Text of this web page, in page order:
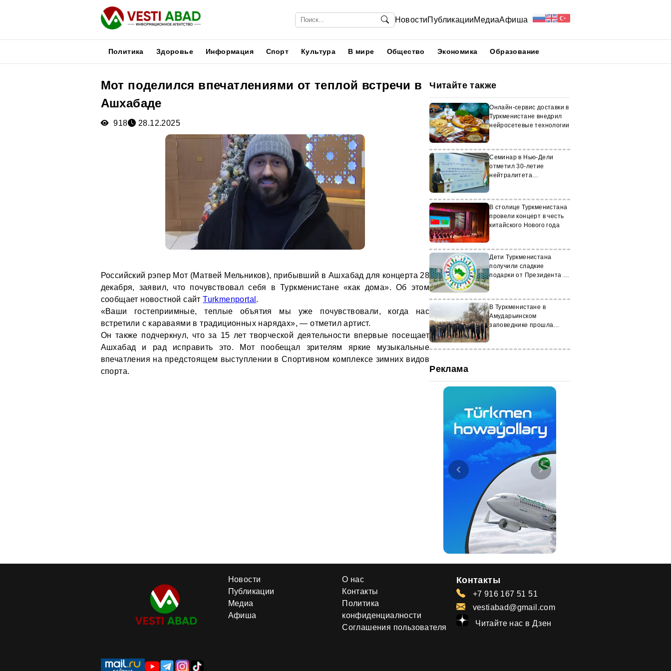
НовостиПубликацииМедиаАфиша
Политика Здоровье Информация Спорт Культура В мире Общество Экономика Образование
Мот поделился впечатлениями от теплой встречи в
Ашхабаде
918 28.12.2025
Российский рэпер Мот (Матвей Мельников), прибывший в Ашхабад для концерта 28
декабря, заявил, что почувствовал себя в Туркменистане «как дома». Об этом
сообщает новостной сайтTurkmenportal .
«Ваши гостеприимные, теплые объятия мы уже почувствовали, когда нас
встретили с караваями в традиционных нарядах», — отметил артист.
Он также подчеркнул, что за 15 лет творческой деятельности впервые посещает
Ашхабад и рад исправить это. Мот пообещал зрителям яркие музыкальные
впечатления на предстоящем выступлении в Спортивном комплексе зимних видов
спорта.
Читайте также
Онлайн-сервис доставки в
Туркменистане внедрил
нейросетевые технологии
Семинар в Нью-Дели
отметил 30-летие
нейтралитета
В столице Туркменистана
провели концерт в честь
китайского Нового года
Дети Туркменистана
получили сладкие
подарки от Президента и
В Туркменистане в
Амударьинском
заповеднике прошла
Реклама
Новости
Публикации
Медиа
Афиша
О нас
Контакты
Политика
конфиденциалности
Соглашения пользователя
Контакты
+7 916 167 51 51
vestiabad@gmail.com
Читайте нас в Дзен